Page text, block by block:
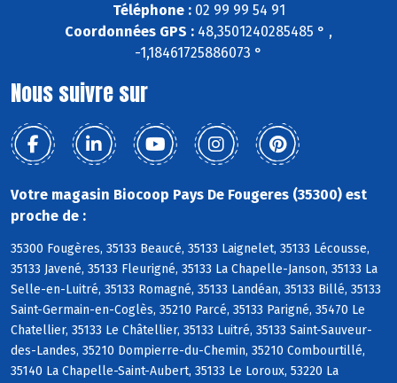
Téléphone :02 99 99 54 91
Coordonnées GPS : 48,3501240285485 ° ,
-1,18461725886073 °
Nous suivre sur
Votre magasin Biocoop Pays De Fougeres (35300) est
proche de :
35300 Fougères, 35133 Beaucé, 35133 Laignelet, 35133 Lécousse,
35133 Javené, 35133 Fleurigné, 35133 La Chapelle-Janson, 35133 La
Selle-en-Luitré, 35133 Romagné, 35133 Landéan, 35133 Billé, 35133
Saint-Germain-en-Coglès, 35210 Parcé, 35133 Parigné, 35470 Le
Chatellier, 35133 Le Châtellier, 35133 Luitré, 35133 Saint-Sauveur-
des-Landes, 35210 Dompierre-du-Chemin, 35210 Combourtillé,
35140 La Chapelle-Saint-Aubert, 35133 Le Loroux, 53220 La